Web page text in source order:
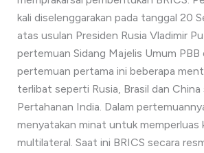
kali diselenggarakan pada tanggal 20
atas usulan Presiden Rusia Vladimir
pertemuan Sidang Majelis Umum PBB
pertemuan pertama ini beberapa
terlibat seperti Rusia, Brasil dan
Pertahanan India. Dalam
menyatakan minat untuk memperluas
multilateral. Saat ini BRICS secara